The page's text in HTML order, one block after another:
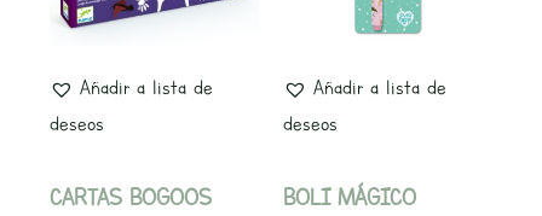
Añadir a lista de
deseos
CARTAS BOGOOS
Añadir a lista de
deseos
BOLI MÁGICO